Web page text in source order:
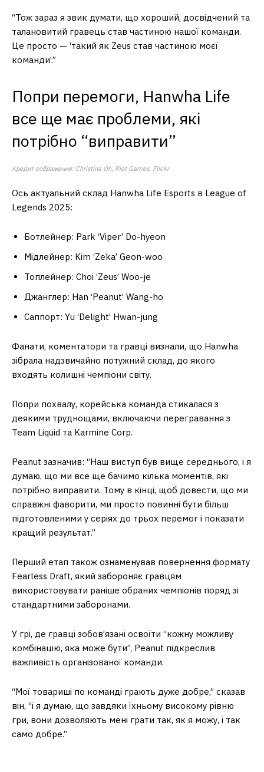
“Тож зараз я звик думати, що хороший, досвідчений та
талановитий гравець став частиною нашої команди.
Це просто — ‘такий як Zeus став частиною моєї
команди’.”
Попри перемоги, Hanwha Life
все ще має проблеми, які
потрібно “виправити”
Кредит зображення: Christina Oh, Riot Games, Flickr
Ось актуальний склад Hanwha Life Esports в League of
Legends 2025:
Ботлейнер: Park ‘Viper’ Do-hyeon
Мідлейнер: Kim ‘Zeka’ Geon-woo
Топлейнер: Choi ‘Zeus’ Woo-je
Джанглер: Han ‘Peanut’ Wang-ho
Саппорт: Yu ‘Delight’ Hwan-jung
Фанати, коментатори та гравці визнали, що Hanwha
зібрала надзвичайно потужний склад, до якого
входять колишні чемпіони світу.
Попри похвалу, корейська команда стикалася з
деякими труднощами, включаючи перегравання з
Team Liquid та Karmine Corp.
Peanut зазначив: “Наш виступ був вище середнього, і я
думаю, що ми все ще бачимо кілька моментів, які
потрібно виправити. Тому в кінці, щоб довести, що ми
справжні фаворити, ми просто повинні бути більш
підготовленими у серіях до трьох перемог і показати
кращий результат.”
Перший етап також ознаменував повернення формату
Fearless Draft, який забороняє гравцям
використовувати раніше обраних чемпіонів поряд зі
стандартними заборонами.
У грі, де гравці зобов’язані освоїти “кожну можливу
комбінацію, яка може бути”, Peanut підкреслив
важливість організованої команди.
“Мої товариші по команді грають дуже добре,” сказав
він, “і я думаю, що завдяки їхньому високому рівню
гри, вони дозволяють мені грати так, як я можу, і так
само добре.”